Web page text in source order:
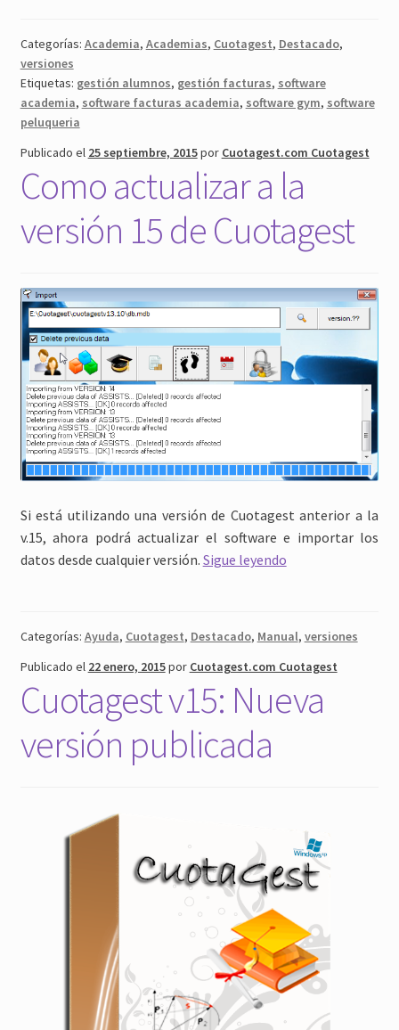
Categorías: Academia, Academias, Cuotagest, Destacado,
versiones
Etiquetas: gestión alumnos, gestión facturas, software
academia, software facturas academia, software gym, software
peluqueria
Publicado el 25 septiembre, 2015por Cuotagest.com Cuotagest
Como actualizar a la
versión 15 de Cuotagest
Si está utilizando una versión de Cuotagest anterior a la
v.15, ahora podrá actualizar el software e importar los
datos desde cualquier versión. Sigue leyendoComo
versión
15
de
Cuotagest
Categorías: Ayuda, Cuotagest, Destacado, Manual, versiones
Publicado el 22 enero, 2015por Cuotagest.com Cuotagest
Cuotagest v15: Nueva
versión publicada